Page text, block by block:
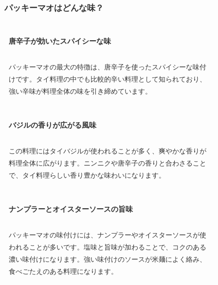
パッキーマオはどんな味？
唐辛子が効いたスパイシーな味
パッキーマオの最大の特徴は、唐辛子を使ったスパイシーな味付
けです。タイ料理の中でも比較的辛い料理として知られており、
強い辛味が料理全体の味を引き締めています。
バジルの香りが広がる風味
この料理にはタイバジルが使われることが多く、爽やかな香りが
料理全体に広がります。ニンニクや唐辛子の香りと合わさること
で、タイ料理らしい香り豊かな味わいになります。
ナンプラーとオイスターソースの旨味
パッキーマオの味付けには、ナンプラーやオイスターソースが使
われることが多いです。塩味と旨味が加わることで、コクのある
濃い味付けになります。強い味付けのソースが米麺によく絡み、
食べごたえのある料理になります。